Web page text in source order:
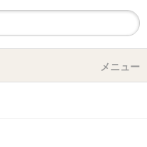
メニュー